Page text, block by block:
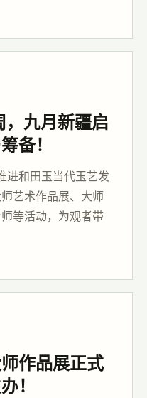
，九月新疆启
备！
进和田玉当代玉艺发
艺术作品展、大师
等活动，为观者带
作品展正式
！